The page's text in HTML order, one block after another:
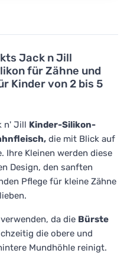
Jack n Jill
für Zähne und
Kinder von 2 bis 5
n' Jill Kinder-Silikon-
die mit Blick auf
Ihre Kleinen werden diese
Design, den sanften
Pflege für kleine Zähne
da die Bürste
die obere und
Mundhöhle reinigt.